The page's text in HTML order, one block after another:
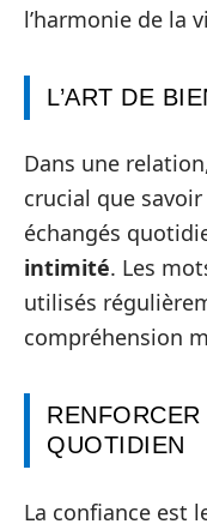
l’harmonie de la
L’ART DE
Dans une
crucial que savoir
échangés
intimité. Les
utilisés
compréhension
QUOTIDIEN
La confiance est